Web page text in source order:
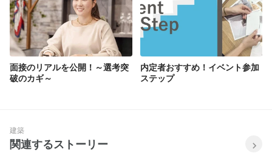
面接のリアルを公開！～選考突
破のカギ～
内定者おすすめ！イベント参加
ステップ
建築
関連するストーリー